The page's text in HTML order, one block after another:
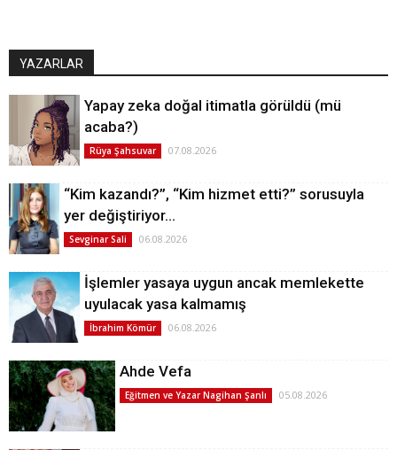
YAZARLAR
Yapay zeka doğal itimatla görüldü (mü
acaba?)
Rüya Şahsuvar 07.08.2026
“Kim kazandı?”, “Kim hizmet etti?” sorusuyla
yer değiştiriyor…
Sevginar Sali 06.08.2026
İşlemler yasaya uygun ancak memlekette
uyulacak yasa kalmamış
İbrahim Kömür 06.08.2026
Ahde Vefa
Eğitmen ve Yazar Nagihan Şanlı 05.08.2026